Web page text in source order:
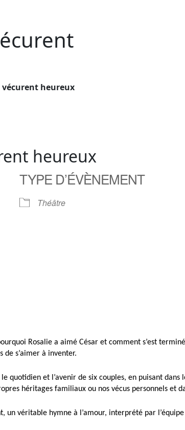
vécurent heureux
heureux
TYPE D’ÉVÈNEMENT
Théâtre
Rosalie a aimé César et comment s’est
de s’aimer à inventer.
quotidien et l’avenir de six couples, en puisant
héritages familiaux ou nos vécus personnels et
un véritable hymne à l’amour, interprété par